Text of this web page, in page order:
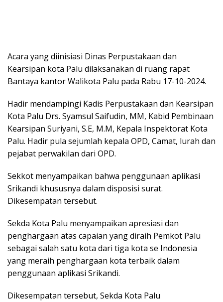
Acara yang diinisiasi Dinas Perpustakaan dan
Kearsipan kota Palu dilaksanakan di ruang rapat
Bantaya kantor Walikota Palu pada Rabu 17-10-2024.
Hadir mendampingi Kadis Perpustakaan dan Kearsipan
Kota Palu Drs. Syamsul Saifudin, MM, Kabid Pembinaan
Kearsipan Suriyani, S.E, M.M, Kepala Inspektorat Kota
Palu. Hadir pula sejumlah kepala OPD, Camat, lurah dan
pejabat perwakilan dari OPD.
Sekkot menyampaikan bahwa penggunaan aplikasi
Srikandi khususnya dalam disposisi surat.
Dikesempatan tersebut.
Sekda Kota Palu menyampaikan apresiasi dan
penghargaan atas capaian yang diraih Pemkot Palu
sebagai salah satu kota dari tiga kota se Indonesia
yang meraih penghargaan kota terbaik dalam
penggunaan aplikasi Srikandi.
Dikesempatan tersebut, Sekda Kota Palu